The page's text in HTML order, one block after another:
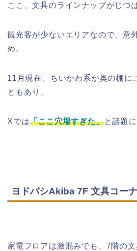
ここ、文具のラインナップがじつ
観光客が少ないエリアなので、意
め。
11月現在、ちいかわ系が奥の棚に
ともあり、
Xでは「ここ穴場すぎた」と話題
ヨドバシAkiba 7F 文具コー
家電フロアは激混みでも、7階の文